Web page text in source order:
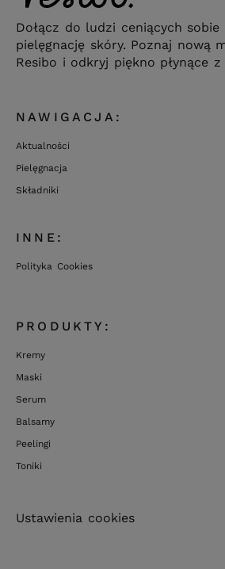
Dołącz do ludzi ceniących
pielęgnację skóry. Poznaj nową
Resibo i odkryj piękno płynące
NAWIGACJA:
Aktualności
Pielęgnacja
Składniki
INNE:
Polityka Cookies
PRODUKTY:
Kremy
Maski
Serum
Balsamy
Peelingi
Toniki
Ustawienia cookies